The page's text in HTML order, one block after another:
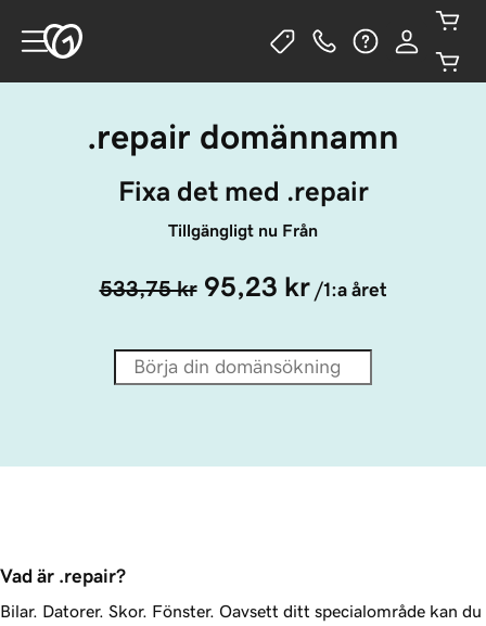
.repair domännamn
Fixa det med .repair
Tillgängligt nu Från
533,75 kr 95,23 kr /1:a året
Vad är .repair?
Bilar. Datorer. Skor. Fönster. Oavsett ditt specialområde kan du